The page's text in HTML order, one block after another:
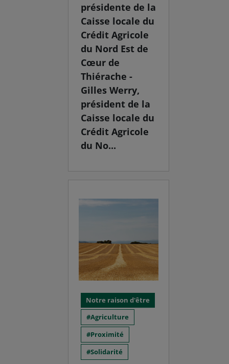
présidente de la
Caisse locale du
Crédit Agricole
du Nord Est de
Cœur de
Thiérache -
Gilles Werry,
président de la
Caisse locale du
Crédit Agricole
du No...
Notre raison d'être
Agriculture
Proximité
Solidarité